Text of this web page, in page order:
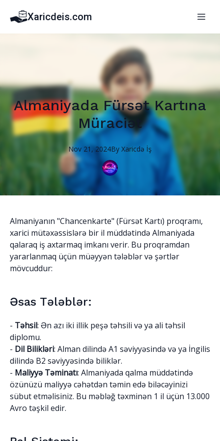
Xaricdeis.com
Almaniyada Fürsət Kartına
Müraciət
Nov 21, 2024By Xaricdə İş
Almaniyanın "Chancenkarte" (Fürsət Kartı) proqramı,
xarici mütəxəssislərə bir il müddətində Almaniyada
qalaraq iş axtarmaq imkanı verir. Bu proqramdan
yararlanmaq üçün müəyyən tələblər və şərtlər
mövcuddur:
Əsas Tələblər:
- Təhsil: Ən azı iki illik peşə təhsili və ya ali təhsil
diplomu.
- Dil Bilikləri: Alman dilində A1 səviyyəsində və ya İngilis
dilində B2 səviyyəsində biliklər.
- Maliyyə Təminatı: Almaniyada qalma müddətində
özünüzü maliyyə cəhətdən təmin edə biləcəyinizi
sübut etməlisiniz. Bu məbləğ təxminən 1 il üçün 13.000
Avro təşkil edir.